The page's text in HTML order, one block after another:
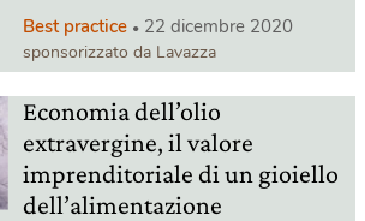
Best practice 22 dicembre 2020
sponsorizzato da Lavazza
Economia dell’olio
extravergine, il valore
imprenditoriale di un gioiello
dell’alimentazione